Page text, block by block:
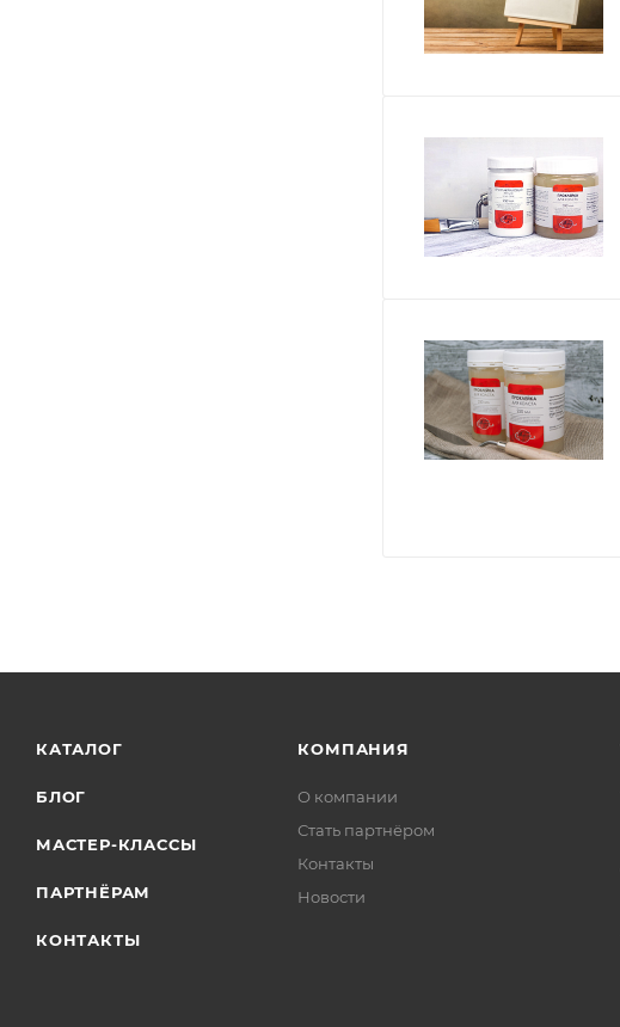
КАТАЛОГ
БЛОГ
МАСТЕР-КЛАССЫ
ПАРТНЁРАМ
КОНТАКТЫ
КОМПАНИЯ
О компании
Стать партнёром
Контакты
Новости